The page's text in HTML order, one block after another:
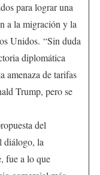
para lograr una
a la migración y la
Unidos. “Sin duda
diplomática
amenaza de tarifas
Trump, pero se
del
diálogo, la
fue a lo que